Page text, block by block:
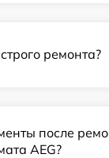
ремонта?
после
AEG?